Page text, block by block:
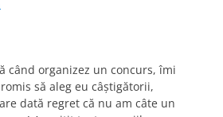
când organizez un concurs, îmi
să aleg eu câștigătorii,
dată regret că nu am câte un